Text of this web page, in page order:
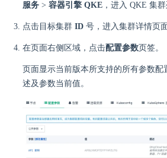
服务 > 容器引擎 QKE ，进入 QKE 集群
点击目标集群 ID 号，进入集群详情页面
在页面右侧区域，点击配置参数页签。
页面显示当前版本所支持的所有参数配
述及参数当前值。